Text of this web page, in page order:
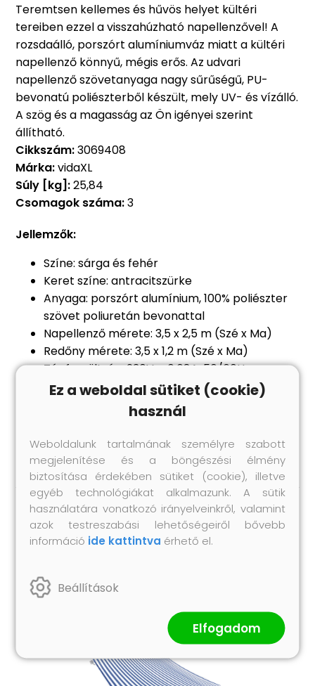
Teremtsen kellemes és hűvös helyet kültéri
tereiben ezzel a visszahúzható napellenzővel! A
rozsdaálló, porszórt alumíniumváz miatt a kültéri
napellenző könnyű, mégis erős. Az udvari
napellenző szövetanyaga nagy sűrűségű, PU-
bevonatú poliészterből készült, mely UV- és vízálló.
A szög és a magasság az Ön igényei szerint
állítható.
Cikkszám:3069408
Márka:vidaXL
Súly [kg]:25,84
Csomagok száma:3
Jellemzők:
Színe: sárga és fehér
Keret színe: antracitszürke
Anyaga: porszórt alumínium, 100% poliészter
szövet poliuretán bevonattal
Napellenző mérete: 3,5 x 2,5 m (Szé x Ma)
Redőny mérete: 3,5 x 1,2 m (Szé x Ma)
Tápfeszültség: 230V~ , 0,68A; 50/60Hz
Teljesítmény: 155 W
Nyomaték: 20 Nm
Sebesség: 13 fordulat/perc
Összeszerelést igényel: igen
Hasonló termékek
Ez a weboldal sütiket (cookie)
használ
Weboldalunk tartalmának személyre szabott
megjelenítése és a böngészési élmény
biztosítása érdekében sütiket (cookie), illetve
egyéb technológiákat alkalmazunk. A sütik
használatára vonatkozó irányelveinkről, valamint
azok testreszabási lehetőségeiről bővebb
információ ide kattintva érhető el.
Beállítások
Elfogadom